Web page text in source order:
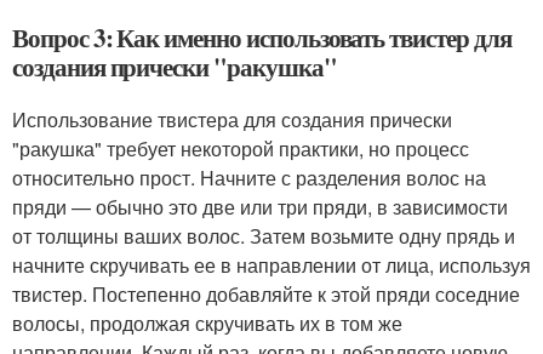
Вопрос 3: Как именно использовать твистер для
создания прически "ракушка"
Использование твистера для создания прически
"ракушка" требует некоторой практики, но процесс
относительно прост. Начните с разделения волос на
пряди — обычно это две или три пряди, в зависимости
от толщины ваших волос. Затем возьмите одну прядь и
начните скручивать ее в направлении от лица, используя
твистер. Постепенно добавляйте к этой пряди соседние
волосы, продолжая скручивать их в том же